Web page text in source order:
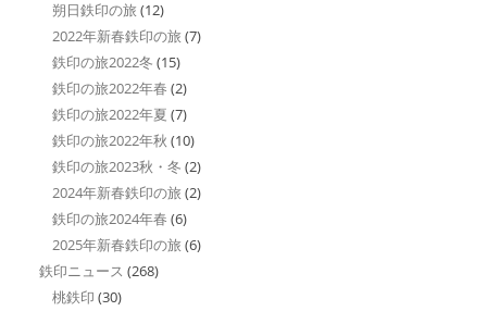
朔日鉄印の旅 (12)
2022年新春鉄印の旅 (7)
鉄印の旅2022冬 (15)
鉄印の旅2022年春 (2)
鉄印の旅2022年夏 (7)
鉄印の旅2022年秋 (10)
鉄印の旅2023秋・冬 (2)
2024年新春鉄印の旅 (2)
鉄印の旅2024年春 (6)
2025年新春鉄印の旅 (6)
鉄印ニュース (268)
桃鉄印 (30)